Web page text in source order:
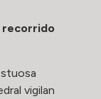
recorrido
vigilan